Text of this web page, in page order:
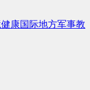
健康国际地方军事教